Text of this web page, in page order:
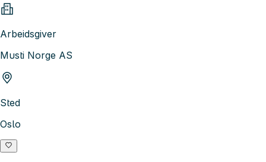
Arbeidsgiver
Musti Norge AS
Sted
Oslo